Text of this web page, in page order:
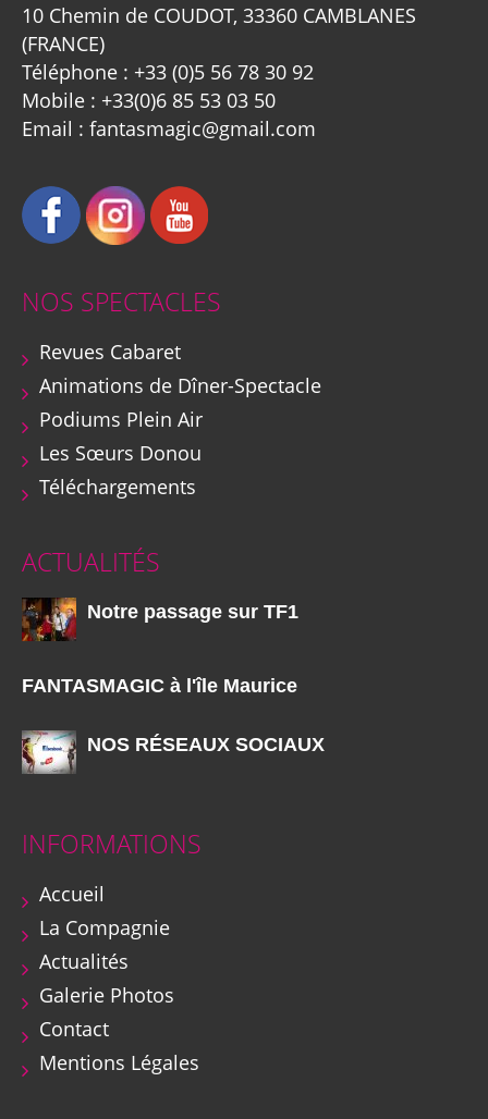
10 Chemin de COUDOT, 33360 CAMBLANES
(FRANCE)
Téléphone : +33 (0)5 56 78 30 92
Mobile : +33(0)6 85 53 03 50
Email : fantasmagic@gmail.com
NOS SPECTACLES
Revues Cabaret
Animations de Dîner-Spectacle
Podiums Plein Air
Les Sœurs Donou
Téléchargements
ACTUALITÉS
Notre passage sur TF1
FANTASMAGIC à l'île Maurice
NOS RÉSEAUX SOCIAUX
INFORMATIONS
Accueil
La Compagnie
Actualités
Galerie Photos
Contact
Mentions Légales